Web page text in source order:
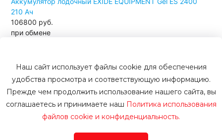
210 Ач
106800 руб.
при обмене
Под заказ 2 дня
Аккумулятор мотоциклетный Volat 11Ah 210А YTZ12S ПП
(iGEL) L+ (150x87x110)
Подобрать аналог
Нет в наличии
Наш сайт использует файлы cookie для обеспечения
удобства просмотра и соответствующую информацию.
Прежде чем продолжить использование нашего сайта, вы
соглашаетесь и принимаете наш Политика использования
файлов cookie и конфиденциальность.